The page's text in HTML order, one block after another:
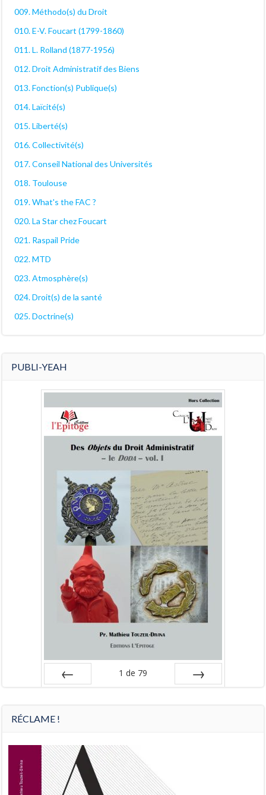
009. Méthodo(s) du Droit
010. E-V. Foucart (1799-1860)
011. L. Rolland (1877-1956)
012. Droit Administratif des Biens
013. Fonction(s) Publique(s)
014. Laïcité(s)
015. Liberté(s)
016. Collectivité(s)
017. Conseil National des Universités
018. Toulouse
019. What's the FAC ?
020. La Star chez Foucart
021. Raspail Pride
022. MTD
023. Atmosphère(s)
024. Droit(s) de la santé
025. Doctrine(s)
PUBLI-YEAH
1 de 79
RÉCLAME !